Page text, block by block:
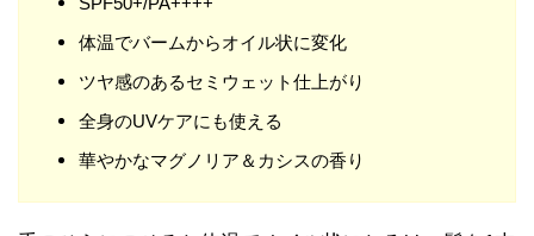
体温でバームからオイル状に変化
ツヤ感のあるセミウェット仕上がり
全身のUVケアにも使える
華やかなマグノリア＆カシスの香り